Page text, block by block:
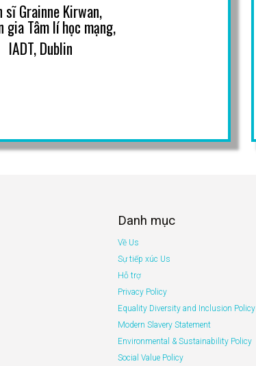
sĩ Grainne Kirwan,
gia Tâm lí học mạng,
IADT, Dublin
Danh mục
Về Us
Sự tiếp xúc Us
Hỗ trợ
Privacy Policy
Equality Diversity and Inclusion Policy
Modern Slavery Statement
Environmental & Sustainability Policy
Social Value Policy